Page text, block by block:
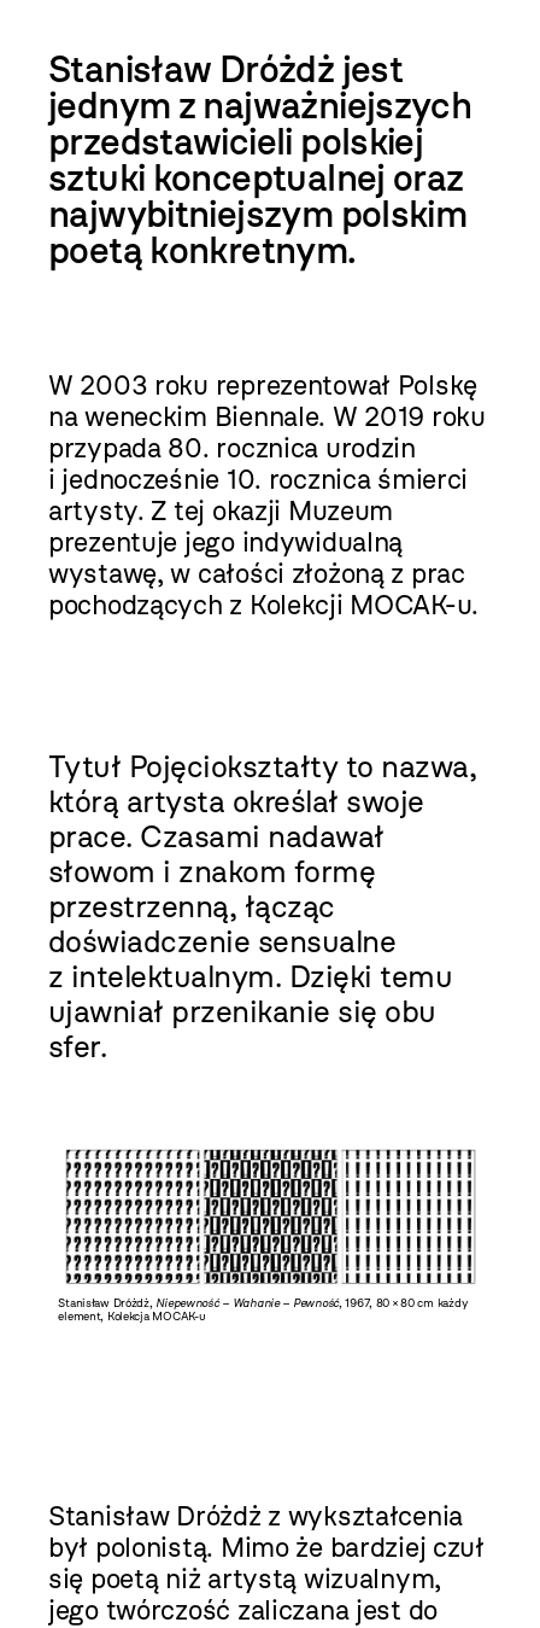
Stanisław Dróżdż jest
jednym z najważniejszych
przedstawicieli polskiej
sztuki konceptualnej oraz
najwybitniejszym polskim
poetą konkretnym.
W 2003 roku reprezentował Polskę
na weneckim Biennale. W 2019 roku
przypada 80. rocznica urodzin
i jednocześnie 10. rocznica śmierci
artysty. Z tej okazji Muzeum
prezentuje jego indywidualną
wystawę, w całości złożoną z prac
pochodzących z Kolekcji MOCAK-u.
Tytuł Pojęciokształty to nazwa,
którą artysta określał swoje
prace. Czasami nadawał
słowom i znakom formę
przestrzenną, łącząc
doświadczenie sensualne
z intelektualnym. Dzięki temu
ujawniał przenikanie się obu
sfer.
Stanisław Dróżdż, Niepewność – Wahanie – Pewność, 1967, 80 × 80 cm każdy
element, Kolekcja MOCAK-u
Stanisław Dróżdż z wykształcenia
był polonistą. Mimo że bardziej czuł
się poetą niż artystą wizualnym,
jego twórczość zaliczana jest do